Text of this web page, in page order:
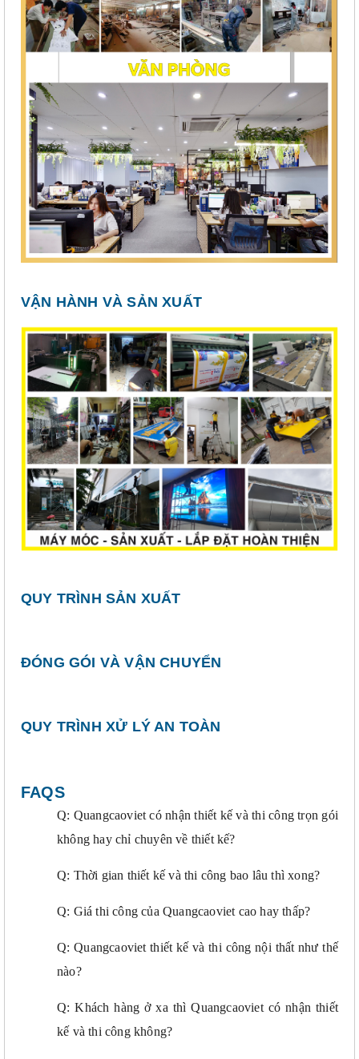
VẬN HÀNH VÀ SẢN XUẤT
QUY TRÌNH SẢN XUẤT
ĐÓNG GÓI VÀ VẬN CHUYỂN
QUY TRÌNH XỬ LÝ AN TOÀN
FAQS
Q: Quangcaoviet có nhận thiết kế và thi công trọn gói
không hay chỉ chuyên về thiết kế?
Q: Thời gian thiết kế và thi công bao lâu thì xong?
Q: Giá thi công của Quangcaoviet cao hay thấp?
Q: Quangcaoviet thiết kế và thi công nội thất như thế
nào?
Q: Khách hàng ở xa thì Quangcaoviet có nhận thiết
kế và thi công không?